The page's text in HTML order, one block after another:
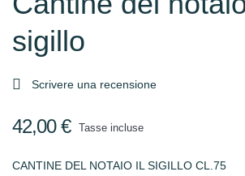
sigillo
 Scrivere una recensione
42,00 € Tasse incluse
CANTINE DEL NOTAIO IL SIGILLO CL.75